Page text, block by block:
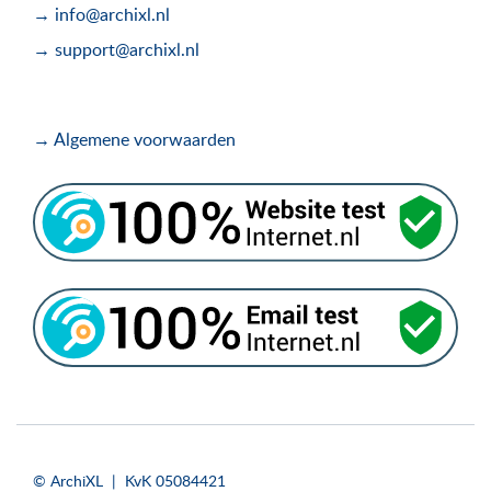
→ info@archixl.nl
→ support@archixl.nl
→ Algemene voorwaarden
© ArchiXL | KvK 05084421